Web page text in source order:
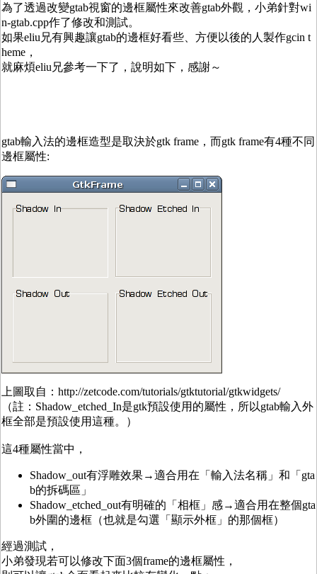
為了透過改變gtab視窗的邊框屬性來改善gtab外觀，小弟針對wi
n-gtab.cpp作了修改和測試。
如果eliu兄有興趣讓gtab的邊框好看些、方便以後的人製作gcin t
heme，
就麻煩eliu兄參考一下了，說明如下，感謝～
gtab輸入法的邊框造型是取決於gtk frame，而gtk frame有4種不同
邊框屬性:
上圖取自：http://zetcode.com/tutorials/gtktutorial/gtkwidgets/
（註：Shadow_etched_In是gtk預設使用的屬性，所以gtab輸入外
框全部是預設使用這種。）
這4種屬性當中，
Shadow_out有浮雕效果→適合用在「輸入法名稱」和「gta
b的拆碼區」
Shadow_etched_out有明確的「相框」感→適合用在整個gta
b外圍的邊框（也就是勾選「顯示外框」的那個框）
經過測試，
小弟發現若可以修改下面3個frame的邊框屬性，